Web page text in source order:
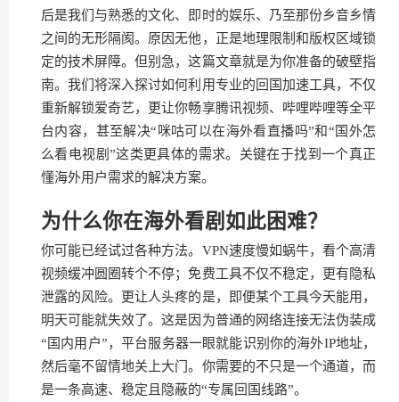
后是我们与熟悉的文化、即时的娱乐、乃至那份乡音乡情
之间的无形隔阂。原因无他，正是地理限制和版权区域锁
定的技术屏障。但别急，这篇文章就是为你准备的破壁指
南。我们将深入探讨如何利用专业的回国加速工具，不仅
重新解锁爱奇艺，更让你畅享腾讯视频、哔哩哔哩等全平
台内容，甚至解决“咪咕可以在海外看直播吗”和“国外怎
么看电视剧”这类更具体的需求。关键在于找到一个真正
懂海外用户需求的解决方案。
为什么你在海外看剧如此困难？
你可能已经试过各种方法。VPN速度慢如蜗牛，看个高清
视频缓冲圆圈转个不停；免费工具不仅不稳定，更有隐私
泄露的风险。更让人头疼的是，即便某个工具今天能用，
明天可能就失效了。这是因为普通的网络连接无法伪装成
“国内用户”，平台服务器一眼就能识别你的海外IP地址，
然后毫不留情地关上大门。你需要的不只是一个通道，而
是一条高速、稳定且隐蔽的“专属回国线路”。